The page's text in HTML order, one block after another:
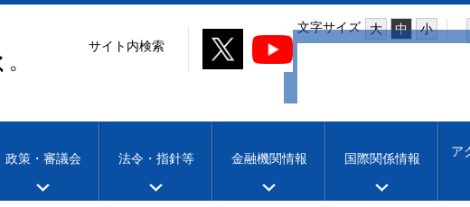
文字サイズ 大 中 小
Machine translation
サイト内検索
政策・審議会 法令・指針等 金融機関情報 国際関係情報
ア